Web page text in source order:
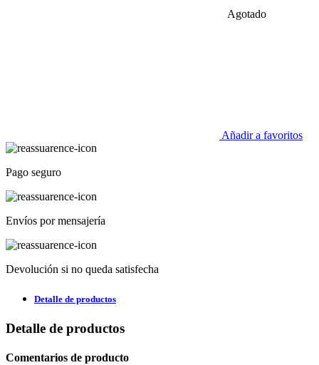
Agotado
Añadir a favoritos
Pago seguro
Envíos por mensajería
Devolución si no queda satisfecha
Detalle de productos
Detalle de productos
Comentarios de producto